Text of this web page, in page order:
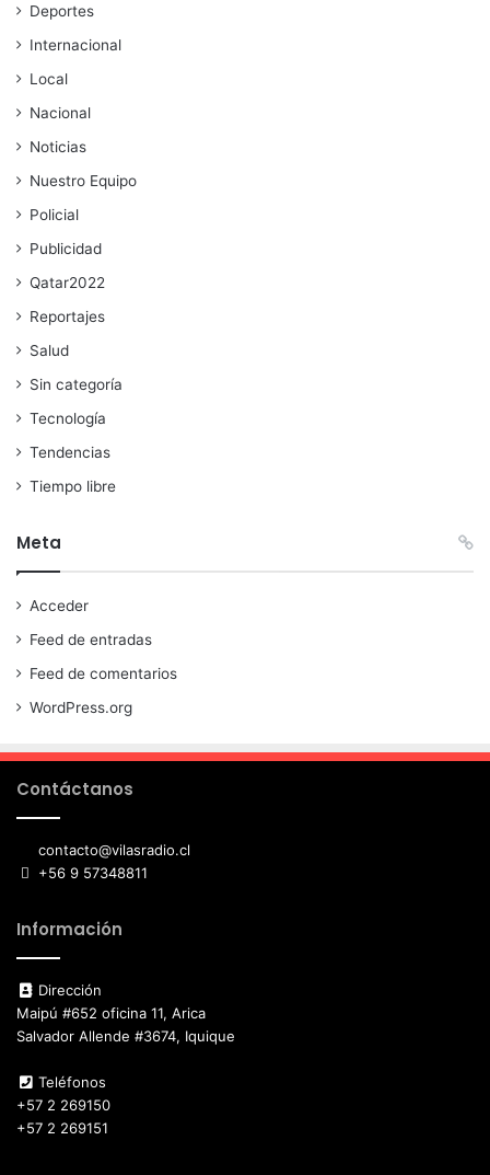
Deportes
Internacional
Local
Nacional
Noticias
Nuestro Equipo
Policial
Publicidad
Qatar2022
Reportajes
Salud
Sin categoría
Tecnología
Tendencias
Tiempo libre
Meta
Acceder
Feed de entradas
Feed de comentarios
WordPress.org
Contáctanos
contacto@vilasradio.cl
+56 9 57348811
Información
Dirección
Maipú #652 oficina 11, Arica
Salvador Allende #3674, Iquique
Teléfonos
+57 2 269150
+57 2 269151